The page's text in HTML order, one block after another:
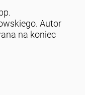
Autor
na koniec